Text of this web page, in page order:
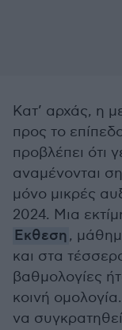
Κατ’ αρχάς, η
προς το
προβλέπει ότι
αναμένονται
μόνο μικρές
2024. Μια
Εκθεση,
και στα
βαθμολογίες
κοινή
να